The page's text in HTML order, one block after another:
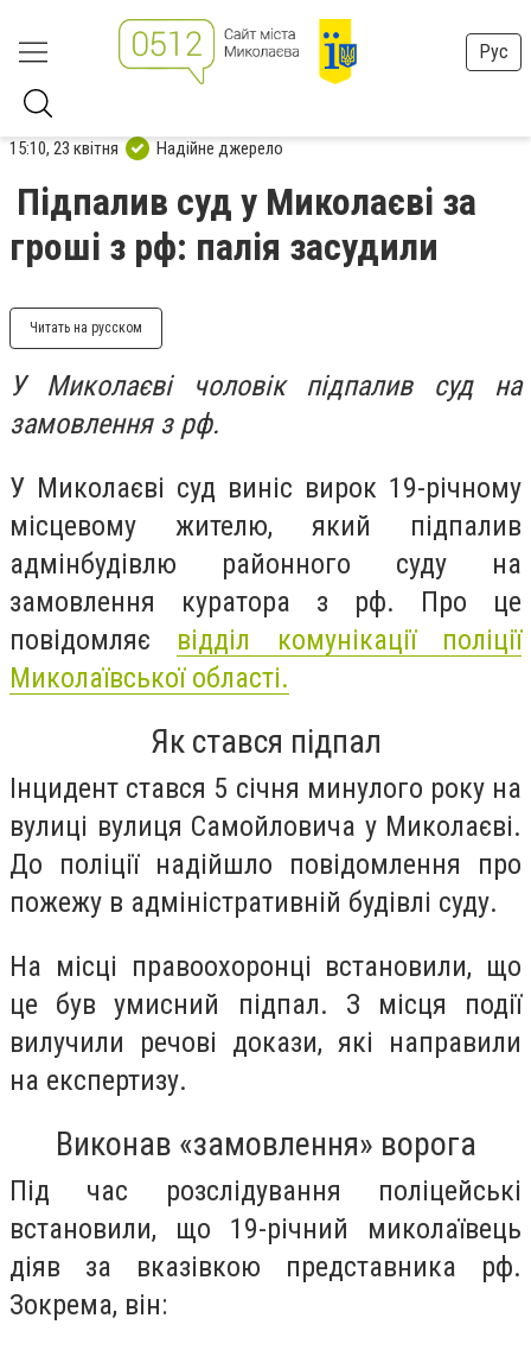
Рус
15:10, 23 квітня Надійне джерело
Підпалив суд у Миколаєві за
гроші з рф: палія засудили
Читать на русском
У Миколаєві чоловік підпалив суд на
замовлення з рф.
У Миколаєві суд виніс вирок 19-річному
місцевому жителю, який підпалив
адмінбудівлю районного суду на
замовлення куратора з рф. Про це
повідомляє відділ комунікації поліції
Миколаївської області.
Як стався підпал
Інцидент стався 5 січня минулого року на
вулиці вулиця Самойловича у Миколаєві.
До поліції надійшло повідомлення про
пожежу в адміністративній будівлі суду.
На місці правоохоронці встановили, що
це був умисний підпал. З місця події
вилучили речові докази, які направили
на експертизу.
Виконав «замовлення» ворога
Під час розслідування поліцейські
встановили, що 19-річний миколаївець
діяв за вказівкою представника рф.
Зокрема, він: